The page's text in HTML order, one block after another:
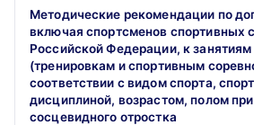
Методические рекомендации по
включая спортсменов спортивных
Российской Федерации, к
(тренировкам и спортивным
соответствии с видом спорта,
дисциплиной, возрастом, полом
сосцевидного отростка